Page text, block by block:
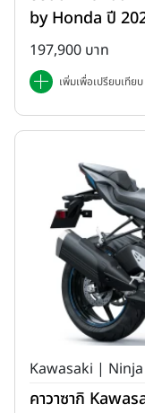
by Honda ปี
197,900 บาท
เพิ่มเพื่อเปรียบเทียบ
Kawasaki | Ninja
คาวาซากิ